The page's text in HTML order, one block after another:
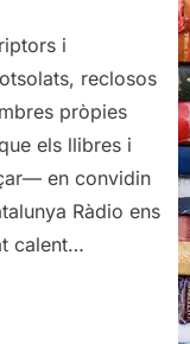
tinta
Catalunya
Ràdio
i
reclosos
pròpies
els llibres i
en convidin
Ràdio ens
calent…